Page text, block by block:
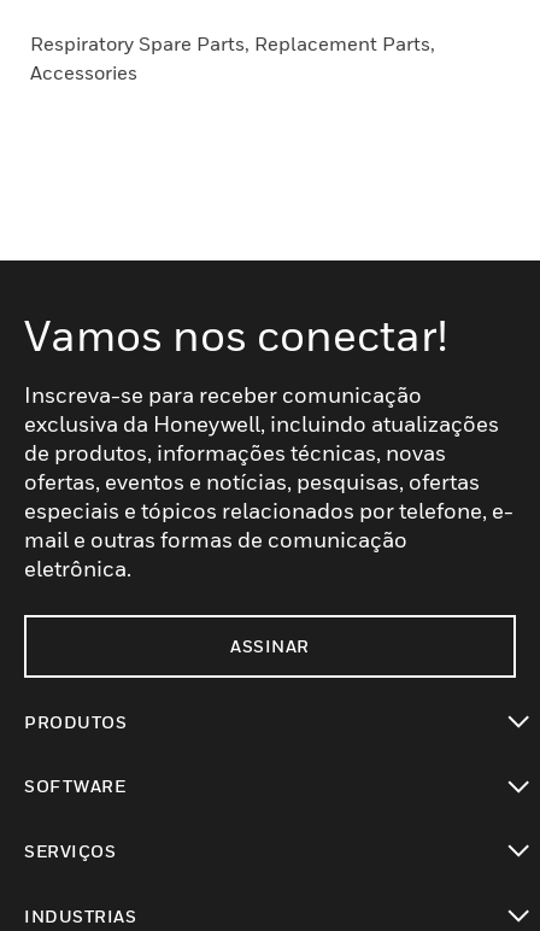
Respiratory Spare Parts, Replacement Parts,
Accessories
Vamos nos conectar!
Inscreva-se para receber comunicação
exclusiva da Honeywell, incluindo atualizações
de produtos, informações técnicas, novas
ofertas, eventos e notícias, pesquisas, ofertas
especiais e tópicos relacionados por telefone, e-
mail e outras formas de comunicação
eletrônica.
ASSINAR
PRODUTOS
SOFTWARE
SERVIÇOS
INDUSTRIAS